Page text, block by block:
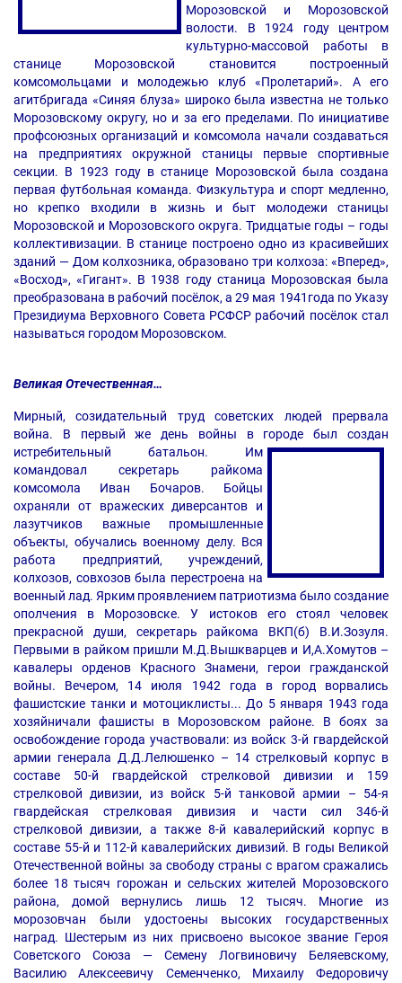
Морозовской и Морозовской
волости. В 1924 году центром
культурно-массовой работы в
станице Морозовской становится построенный
комсомольцами и молодежью клуб «Пролетарий». А его
агитбригада «Синяя блуза» широко была известна не только
Морозовскому округу, но и за его пределами. По инициативе
профсоюзных организаций и комсомола начали создаваться
на предприятиях окружной станицы первые спортивные
секции. В 1923 году в станице Морозовской была создана
первая футбольная команда. Физкультура и спорт медленно,
но крепко входили в жизнь и быт молодежи станицы
Морозовской и Морозовского округа. Тридцатые годы – годы
коллективизации. В станице построено одно из красивейших
зданий — Дом колхозника, образовано три колхоза: «Вперед»,
«Восход», «Гигант». В 1938 году станица Морозовская была
преобразована в рабочий посёлок, а 29 мая 1941года по Указу
Президиума Верховного Совета РСФСР рабочий посёлок стал
называться городом Морозовском.
Великая Отечественная…
Мирный, созидательный труд советских людей прервала
война. В первый же день войны в городе был создан
истребительный батальон. Им
командовал секретарь райкома
комсомола Иван Бочаров. Бойцы
охраняли от вражеских диверсантов и
лазутчиков важные промышленные
объекты, обучались военному делу. Вся
работа предприятий, учреждений,
колхозов, совхозов была перестроена на
военный лад. Ярким проявлением патриотизма было создание
ополчения в Морозовске. У истоков его стоял человек
прекрасной души, секретарь райкома ВКП(б) В.И.Зозуля.
Первыми в райком пришли М.Д.Вышкварцев и И,А.Хомутов –
кавалеры орденов Красного Знамени, герои гражданской
войны. Вечером, 14 июля 1942 года в город ворвались
фашистские танки и мотоциклисты... До 5 января 1943 года
хозяйничали фашисты в Морозовском районе. В боях за
освобождение города участвовали: из войск 3-й гвардейской
армии генерала Д.Д.Лелюшенко – 14 стрелковый корпус в
составе 50-й гвардейской стрелковой дивизии и 159
стрелковой дивизии, из войск 5-й танковой армии – 54-я
гвардейская стрелковая дивизия и части сил 346-й
стрелковой дивизии, а также 8-й кавалерийский корпус в
составе 55-й и 112-й кавалерийских дивизий. В годы Великой
Отечественной войны за свободу страны с врагом сражались
более 18 тысяч горожан и сельских жителей Морозовского
района, домой вернулись лишь 12 тысяч. Многие из
морозовчан были удостоены высоких государственных
наград. Шестерым из них присвоено высокое звание Героя
Советского Союза — Семену Логвиновичу Беляевскому,
Василию Алексеевичу Семенченко, Михаилу Федоровичу